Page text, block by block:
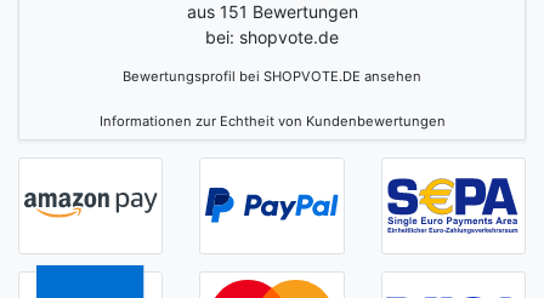
aus 151 Bewertungen
bei: shopvote.de
Bewertungsprofil bei SHOPVOTE.DE ansehen
Informationen zur Echtheit von Kundenbewertungen